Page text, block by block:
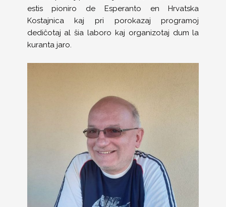
estis pioniro de Esperanto en Hrvatska
Kostajnica kaj pri porokazaj programoj
dediĉotaj al ŝia laboro kaj organizotaj dum la
kuranta jaro.